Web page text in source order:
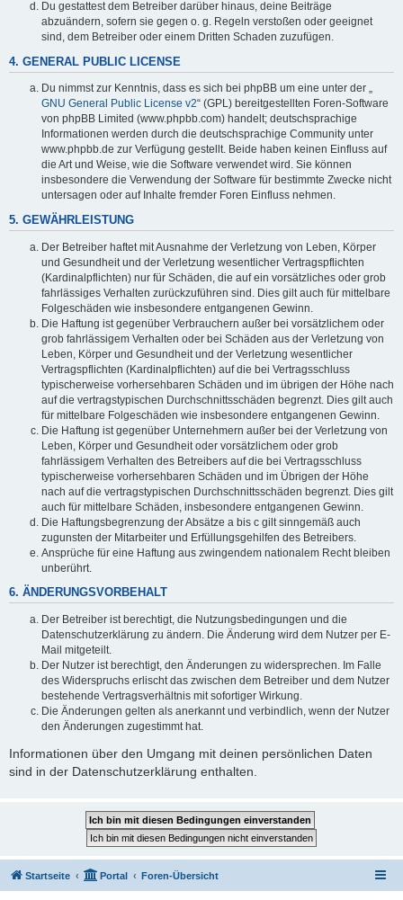
Du gestattest dem Betreiber darüber hinaus, deine Beiträge
abzuändern, sofern sie gegen o. g. Regeln verstoßen oder geeignet
sind, dem Betreiber oder einem Dritten Schaden zuzufügen.
4. GENERAL PUBLIC LICENSE
Du nimmst zur Kenntnis, dass es sich bei phpBB um eine unter der „
GNU General Public License v2“ (GPL) bereitgestellten Foren-Software
von phpBB Limited (www.phpbb.com) handelt; deutschsprachige
Informationen werden durch die deutschsprachige Community unter
www.phpbb.de zur Verfügung gestellt. Beide haben keinen Einfluss auf
die Art und Weise, wie die Software verwendet wird. Sie können
insbesondere die Verwendung der Software für bestimmte Zwecke nicht
untersagen oder auf Inhalte fremder Foren Einfluss nehmen.
5. GEWÄHRLEISTUNG
Der Betreiber haftet mit Ausnahme der Verletzung von Leben, Körper
und Gesundheit und der Verletzung wesentlicher Vertragspflichten
(Kardinalpflichten) nur für Schäden, die auf ein vorsätzliches oder grob
fahrlässiges Verhalten zurückzuführen sind. Dies gilt auch für mittelbare
Folgeschäden wie insbesondere entgangenen Gewinn.
Die Haftung ist gegenüber Verbrauchern außer bei vorsätzlichem oder
grob fahrlässigem Verhalten oder bei Schäden aus der Verletzung von
Leben, Körper und Gesundheit und der Verletzung wesentlicher
Vertragspflichten (Kardinalpflichten) auf die bei Vertragsschluss
typischerweise vorhersehbaren Schäden und im übrigen der Höhe nach
auf die vertragstypischen Durchschnittsschäden begrenzt. Dies gilt auch
für mittelbare Folgeschäden wie insbesondere entgangenen Gewinn.
Die Haftung ist gegenüber Unternehmern außer bei der Verletzung von
Leben, Körper und Gesundheit oder vorsätzlichem oder grob
fahrlässigem Verhalten des Betreibers auf die bei Vertragsschluss
typischerweise vorhersehbaren Schäden und im Übrigen der Höhe
nach auf die vertragstypischen Durchschnittsschäden begrenzt. Dies gilt
auch für mittelbare Schäden, insbesondere entgangenen Gewinn.
Die Haftungsbegrenzung der Absätze a bis c gilt sinngemäß auch
zugunsten der Mitarbeiter und Erfüllungsgehilfen des Betreibers.
Ansprüche für eine Haftung aus zwingendem nationalem Recht bleiben
unberührt.
6. ÄNDERUNGSVORBEHALT
Der Betreiber ist berechtigt, die Nutzungsbedingungen und die
Datenschutzerklärung zu ändern. Die Änderung wird dem Nutzer per E-
Mail mitgeteilt.
Der Nutzer ist berechtigt, den Änderungen zu widersprechen. Im Falle
des Widerspruchs erlischt das zwischen dem Betreiber und dem Nutzer
bestehende Vertragsverhältnis mit sofortiger Wirkung.
Die Änderungen gelten als anerkannt und verbindlich, wenn der Nutzer
den Änderungen zugestimmt hat.
Informationen über den Umgang mit deinen persönlichen Daten
sind in der Datenschutzerklärung enthalten.
Startseite Portal Foren-Übersicht